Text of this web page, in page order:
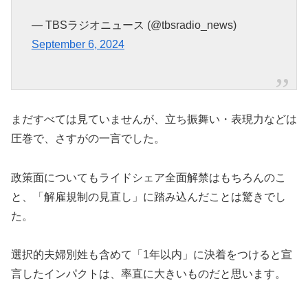
— TBSラジオニュース (@tbsradio_news)
September 6, 2024
まだすべては見ていませんが、立ち振舞い・表現力などは
圧巻で、さすがの一言でした。
政策面についてもライドシェア全面解禁はもちろんのこ
と、「解雇規制の見直し」に踏み込んだことは驚きでし
た。
選択的夫婦別姓も含めて「1年以内」に決着をつけると宣
言したインパクトは、率直に大きいものだと思います。